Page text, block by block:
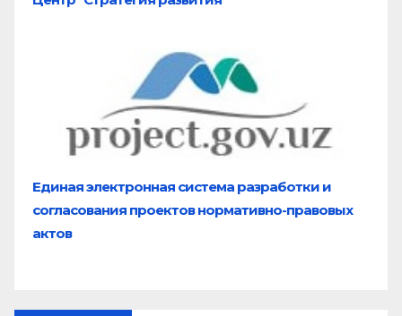
Единая электронная система разработки и
согласования проектов нормативно-правовых
актов